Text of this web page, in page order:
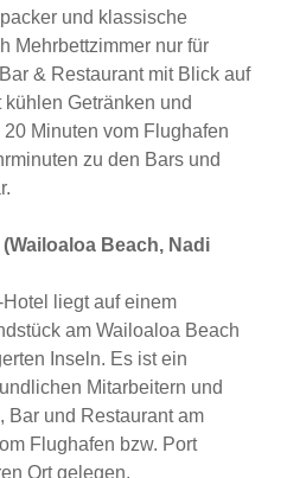
und klassische
Mehrbettzimmer nur für
& Restaurant mit Blick auf
Getränken und
Minuten vom Flughafen
zu den Bars und
Beach, Nadi
liegt auf einem
am Wailoaloa Beach
Inseln. Es ist ein
Mitarbeitern und
Bar und Restaurant am
Flughafen bzw. Port
Ort gelegen.